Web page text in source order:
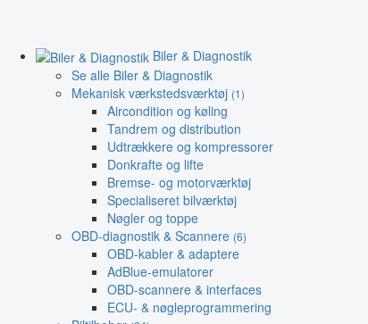
Biler & Diagnostik
Se alle Biler & Diagnostik
Mekanisk værkstedsværktøj (1)
Aircondition og køling
Tandrem og distribution
Udtrækkere og kompressorer
Donkrafte og lifte
Bremse- og motorværktøj
Specialiseret bilværktøj
Nøgler og toppe
OBD-diagnostik & Scannere (6)
OBD-kabler & adaptere
AdBlue-emulatorer
OBD-scannere & interfaces
ECU- & nøgleprogrammering